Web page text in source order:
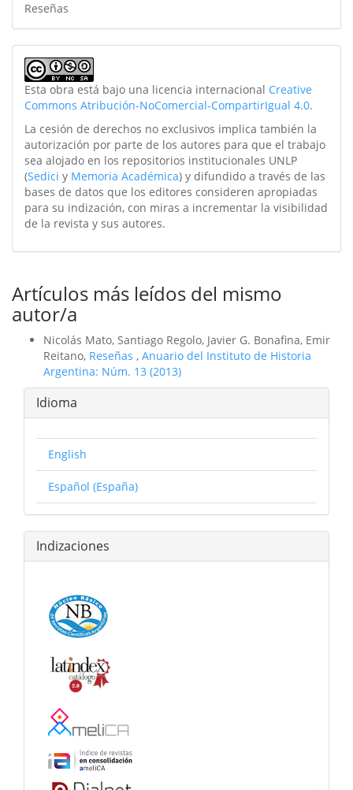
Reseñas
Esta obra está bajo una licencia internacional Creative
Commons Atribución-NoComercial-CompartirIgual 4.0.
La cesión de derechos no exclusivos implica también la
autorización por parte de los autores para que el trabajo
sea alojado en los repositorios institucionales UNLP
(Sedici y Memoria Académica) y difundido a través de las
bases de datos que los editores consideren apropiadas
para su indización, con miras a incrementar la visibilidad
de la revista y sus autores.
Artículos más leídos del mismo
autor/a
Nicolás Mato, Santiago Regolo, Javier G. Bonafina, Emir
Reitano, Reseñas , Anuario del Instituto de Historia
Argentina: Núm. 13 (2013)
Idioma
English
Español (España)
Indizaciones